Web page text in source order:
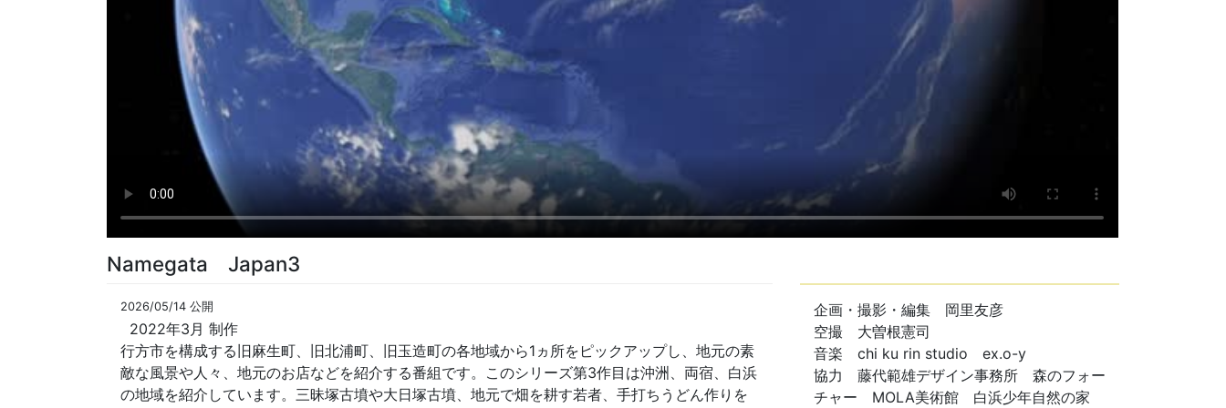
Namegata Japan3
2026/05/14 公開
2022年3月 制作
行方市を構成する旧麻生町、旧北浦町、旧玉造町の各地域から1ヵ所をピックアップし、地元の素
敵な風景や人々、地元のお店などを紹介する番組です。このシリーズ第3作目は沖洲、両宿、白浜
の地域を紹介しています。三昧塚古墳や大日塚古墳、地元で畑を耕す若者、手打ちうどん作りを
企画・撮影・編集 岡里友彦
空撮 大曽根憲司
音楽 chi ku rin studio ex.o-y
協力 藤代範雄デザイン事務所 森のフォー
チャー MOLA美術館 白浜少年自然の家